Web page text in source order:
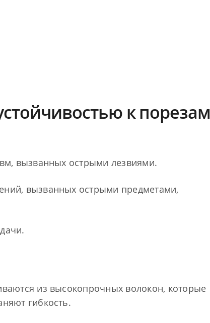
к порезам
вызванных острыми лезвиями.
вызванных острыми предметами,
из высокопрочных волокон, которые
гибкость.